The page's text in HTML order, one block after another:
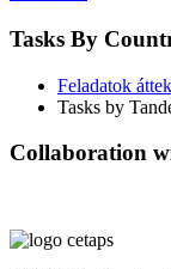
Tasks By
Feladatok
Tasks by
Collaboration